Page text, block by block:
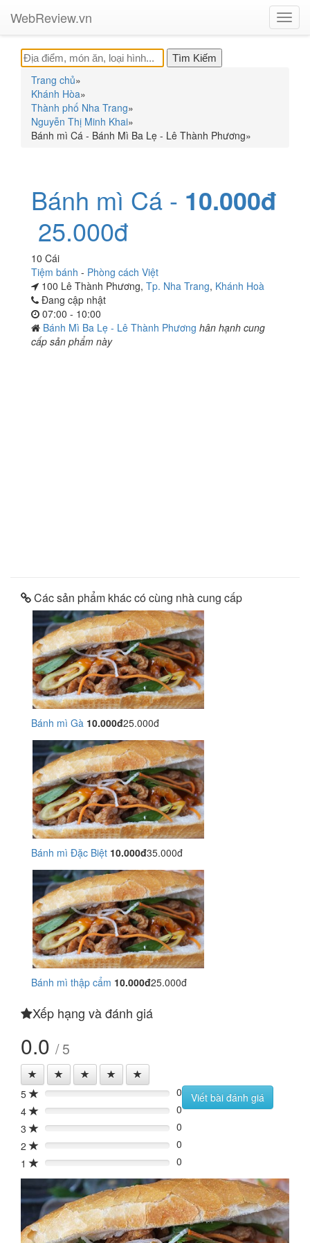
WebReview.vn
Trang chủ»
Khánh Hòa»
Thành phố Nha Trang»
Nguyễn Thị Minh Khai»
Bánh mì Cá - Bánh Mì Ba Lẹ - Lê Thành Phương»
Bánh mì Cá - 10.000đ
25.000đ
10 Cái
Tiệm bánh - Phòng cách Việt
100 Lê Thành Phương, Tp. Nha Trang, Khánh Hoà
Đang cập nhật
07:00 - 10:00
Bánh Mì Ba Lẹ - Lê Thành Phương hân hạnh cung
cấp sản phẩm này
Các sản phẩm khác có cùng nhà cung cấp
Bánh mì Gà 10.000đ25.000đ
Bánh mì Đặc Biệt 10.000đ35.000đ
Bánh mì thập cẩm 10.000đ25.000đ
Xếp hạng và đánh giá
0.0 / 5
5 0%
0
4
0%
0
3
0%
0
2
0%
0
1
0% 0
Viết bài đánh giá